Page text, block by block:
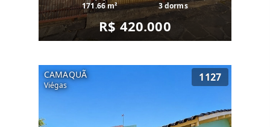
171.66 m² 3 dorms
R$ 420.000
CAMAQUÃ
Viégas
1127